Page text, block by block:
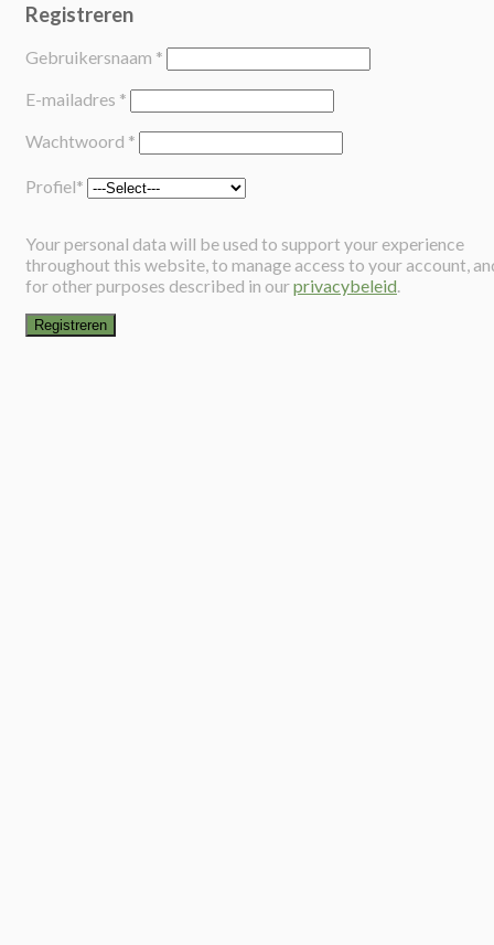
Registreren
Gebruikersnaam *
E-mailadres *
Wachtwoord *
Profiel*
Your personal data will be used to support your experience
throughout this website, to manage access to your account,
for other purposes described in ourprivacybeleid.
Registreren